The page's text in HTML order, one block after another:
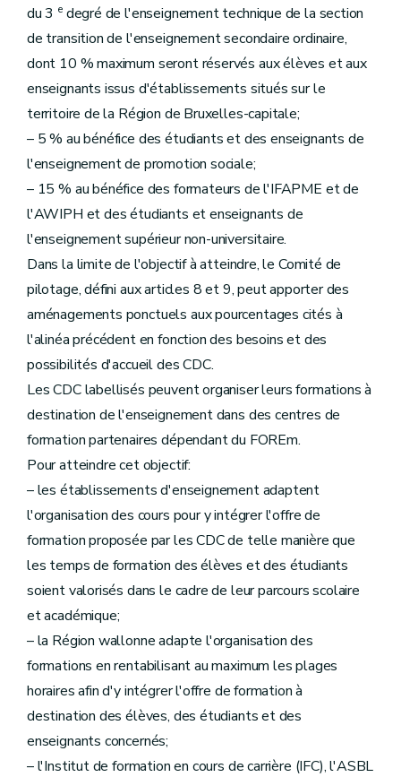
du 3 edegré de l'enseignement technique de la section
de transition de l'enseignement secondaire ordinaire,
dont 10 % maximum seront réservés aux élèves et aux
enseignants issus d'établissements situés sur le
territoire de la Région de Bruxelles-capitale;
– 5 % au bénéfice des étudiants et des enseignants de
l'enseignement de promotion sociale;
– 15 % au bénéfice des formateurs de l'IFAPME et de
l'AWIPH et des étudiants et enseignants de
l'enseignement supérieur non-universitaire.
Dans la limite de l'objectif à atteindre, le Comité de
pilotage, défini aux articles 8 et 9, peut apporter des
aménagements ponctuels aux pourcentages cités à
l'alinéa précédent en fonction des besoins et des
possibilités d'accueil des CDC.
Les CDC labellisés peuvent organiser leurs formations à
destination de l'enseignement dans des centres de
formation partenaires dépendant du FOREm.
Pour atteindre cet objectif:
– les établissements d'enseignement adaptent
l'organisation des cours pour y intégrer l'offre de
formation proposée par les CDC de telle manière que
les temps de formation des élèves et des étudiants
soient valorisés dans le cadre de leur parcours scolaire
et académique;
– la Région wallonne adapte l'organisation des
formations en rentabilisant au maximum les plages
horaires afin d'y intégrer l'offre de formation à
destination des élèves, des étudiants et des
enseignants concernés;
– l'Institut de formation en cours de carrière (IFC), l'ASBL